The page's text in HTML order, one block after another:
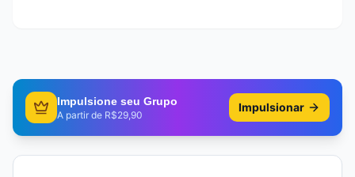
Impulsione seu Grupo
A partir de R$29,90
Impulsionar